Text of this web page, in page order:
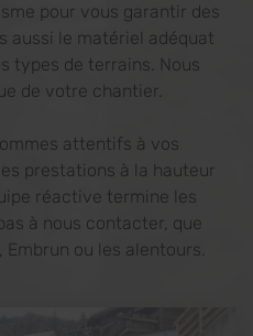
pour vous garantir des
aussi le matériel adéquat
types de terrains. Nous
de votre chantier.
attentifs à vos
prestations à la hauteur
réactive termine les
à nous contacter, que
Embrun ou les alentours.